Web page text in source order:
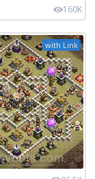
160K
with Link